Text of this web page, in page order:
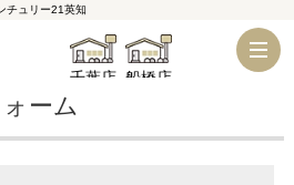
チュリー21英知
千葉店 船橋店
ーム